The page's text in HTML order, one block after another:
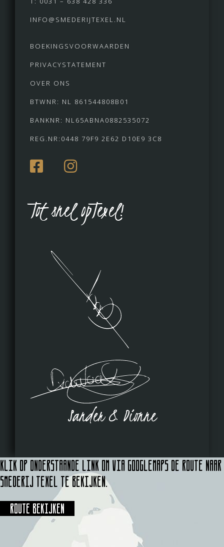
INFO@SMEDERIJTEXEL.NL
BOEKINGSVOORWAARDEN
PRIVACYSTATEMENT
OVER ONS
BTWNR: NL 861544808B01
BANKNR: NL65ABNA0882535072
REG.NR:0448 79F9 2E62 D10E9 3C8
Tot snel opTexel!
Sander & Dionne
Klik op onderstaande link om via Googlemaps de route naar
Smederij Texel te bekijken.
Route bekijken